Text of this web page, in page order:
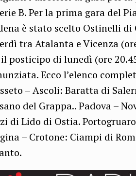
B. Per la prima gara del
è stato scelto Ostinelli
tra Atalanta e Vicenza
posticipo di lunedì (ore
Ecco l’elenco
– Ascoli: Baratta di
del Grappa.. Padova –
di Lido di Ostia.
– Crotone: Ciampi di